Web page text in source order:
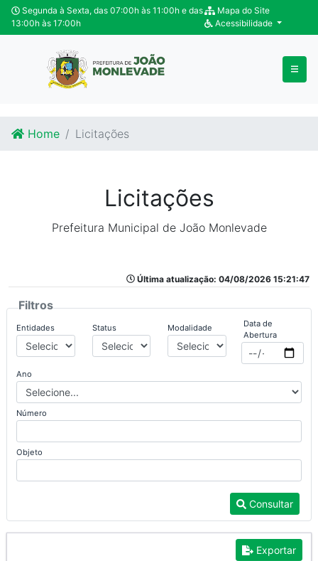
Ir para o conteúdo
Ir para o fim do conteúdo
Segunda à Sexta, das 07:00h às 11:00h e das
13:00h às 17:00h
Mapa do Site
Acessibilidade
Home Licitações
Licitações
Prefeitura Municipal de João Monlevade
Última atualização: 04/08/2026 15:21:47
Filtros
Entidades Status Modalidade
Data de
Abertura
Ano
Número
Objeto
Consultar
Exportar